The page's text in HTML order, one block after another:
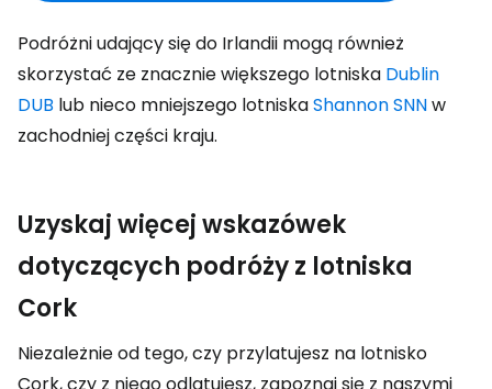
Podróżni udający się do Irlandii mogą również
skorzystać ze znacznie większego lotniska Dublin
DUB lub nieco mniejszego lotniskaShannon SNNw
zachodniej części kraju.
Uzyskaj więcej wskazówek
dotyczących podróży z lotniska
Cork
Niezależnie od tego, czy przylatujesz na lotnisko